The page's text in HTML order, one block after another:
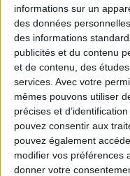
informations sur un
des données
des informations
publicités et du contenu
et de contenu, des
services. Avec votre
mêmes pouvons utiliser
précises et
pouvez consentir aux
pouvez également
modifier vos préférences
donner votre